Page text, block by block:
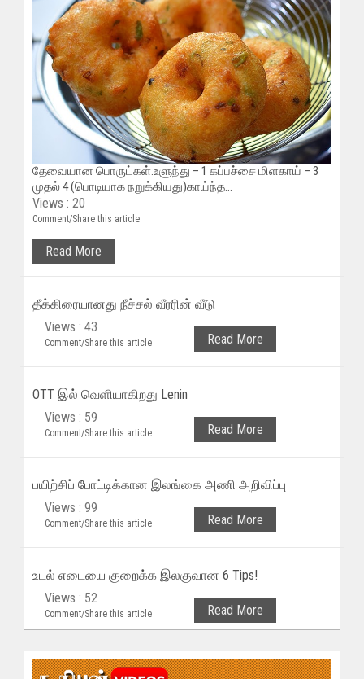
தேவையான பொருட்கள்:உளுந்து – 1 கப்பச்சை மிளகாய் – 3
முதல் 4 (பொடியாக நறுக்கியது)காய்ந்த...
Views : 20
Comment/Share this article
Read More
தீக்கிரையானது நீச்சல் வீரரின் வீடு
Views : 43
Comment/Share this article Read More
OTT இல் வெளியாகிறது Lenin
Views : 59
Comment/Share this article Read More
பயிற்சிப் போட்டிக்கான இலங்கை அணி அறிவிப்பு
Views : 99
Comment/Share this article Read More
உடல் எடையை குறைக்க இலகுவான 6 Tips!
Views : 52
Comment/Share this article Read More